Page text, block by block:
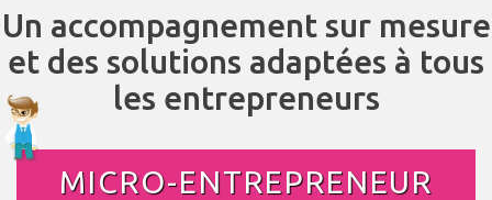
Un accompagnement sur mesure
et des solutions adaptées à tous
les entrepreneurs
MICRO-ENTREPRENEUR